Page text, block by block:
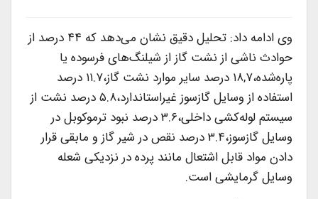
وی ادامه داد: تحلیل دقیق نشان می‌دهد که ۴۴ درصد از
حوادث ناشی از نشت گاز از شیلنگ‌های فرسوده یا
پاره‌شده،۱۸,۷ درصد سایر موارد نشت گاز،۱۱.۷ درصد
استفاده از وسایل گازسوز غیراستاندارد،۵.۸ درصد نشت از
سیستم لوله‌کشی داخلی،۳.۶ درصد نبود ترموکوبل در
وسایل گازسوز،۳.۴ درصد نقص در شیر گاز و مابقی قرار
دادن مواد قابل اشتعال مانند پرده در نزدیکی شعله
وسایل گرمایشی است.